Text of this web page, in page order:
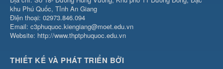
khu Phú Quốc, Tỉnh An Giang
Điện thoại: 02973.846.094
Email: c3phuquoc.kiengiang@moet.edu.vn
Website: http://www.thptphuquoc.edu.vn
THIẾT KẾ VÀ PHÁT TRIỂN BỞI